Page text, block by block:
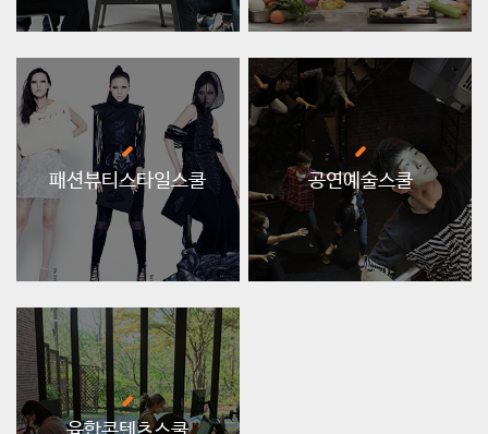
패션뷰티스타일스쿨 공연예술스쿨